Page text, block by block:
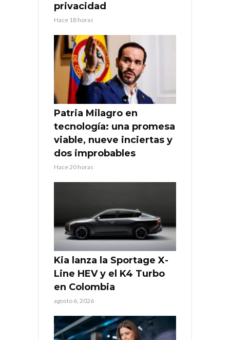
privacidad
Hace 18 horas
Patria Milagro en
tecnología: una promesa
viable, nueve inciertas y
dos improbables
Hace 20 horas
Kia lanza la Sportage X-
Line HEV y el K4 Turbo
en Colombia
agosto 6, 2026